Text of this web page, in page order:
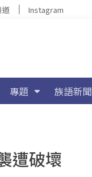
道 Instagram
專題 族語新聞
遭破壞